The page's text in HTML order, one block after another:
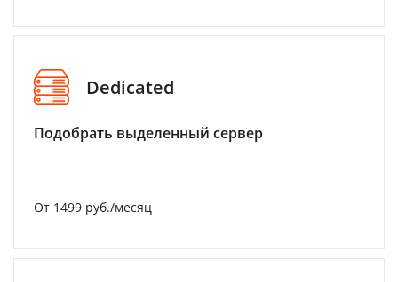
Dedicated
Подобрать выделенный сервер
От 1499 руб./месяц